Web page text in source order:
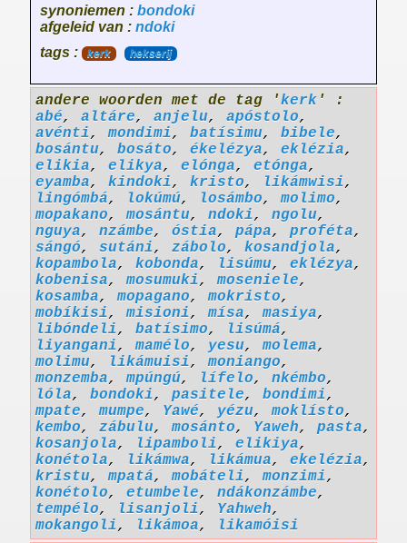
synoniemen : bondoki
afgeleid van : ndoki
tags :
kerk hekserij
andere woorden met de tag 'kerk ' :
abé, altáre, anjelu, apóstolo,
avénti,mondimi, batísimu, bibele,
bosántu, bosáto, ékelézya, eklézia,
elikia, elikya, elónga, etónga,
eyamba, kindoki, kristo, likámwisi,
lingómbá, lokúmú, losámbo,molimo,
mopakano,mosántu, ndoki, ngolu,
nguya, nzámbe, óstia, pápa, proféta,
sángó, sutáni, zábolo, kosandjola,
kopambola, kobonda, lisúmu, eklézya,
kobenisa,mosumuki,moseniele,
kosamba,mopagano,mokristo,
mobíkisi,misioni,mísa,masiya,
libóndeli, batísimo, lisúmá,
liyangani,mamélo, yesu,molema,
molimu, likámuisi,moniango,
monzemba,mpúngú, lífelo, nkémbo,
lóla, bondoki, pasitele, bondimi,
mpate,mumpe, Yawé, yézu,moklísto,
kembo, zábulu,mosánto, Yaweh, pasta,
kosanjola, lipamboli, elikiya,
konétola, likámwa, likámua, ekelézia,
kristu,mpatá,mobáteli,monzimi,
konétolo, etumbele, ndákonzámbe,
tempélo, lisanjoli, Yahweh,
mokangoli, likámoa,
likamóisi